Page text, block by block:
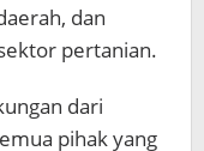
dan
pertanian.
dari
pihak yang